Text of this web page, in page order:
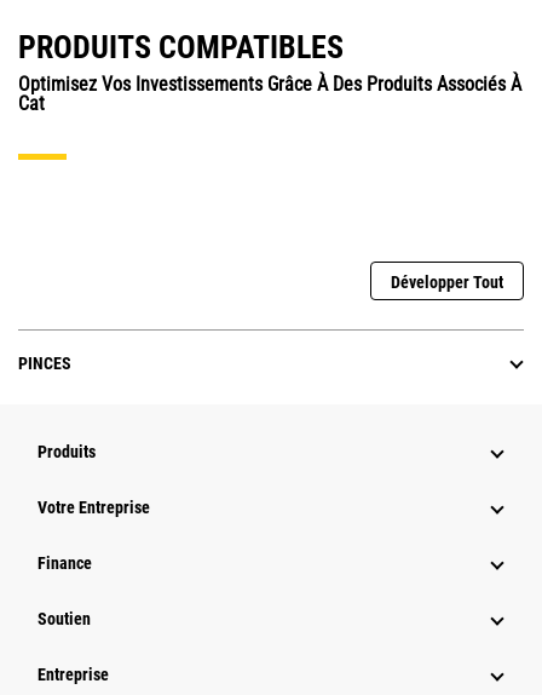
PRODUITS COMPATIBLES
Optimisez Vos Investissements Grâce À Des Produits Associés À
Cat
Développer Tout
PINCES
Produits
Votre Entreprise
Finance
Soutien
Entreprise